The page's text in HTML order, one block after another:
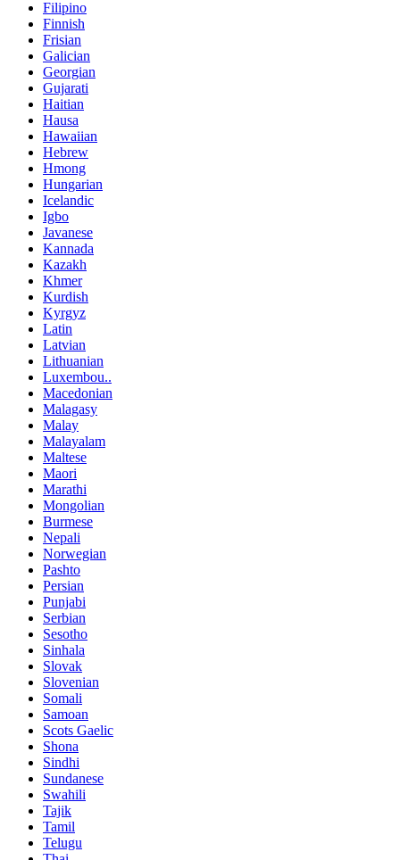
Filipino
Finnish
Frisian
Galician
Georgian
Gujarati
Haitian
Hausa
Hawaiian
Hebrew
Hmong
Hungarian
Icelandic
Igbo
Javanese
Kannada
Kazakh
Khmer
Kurdish
Kyrgyz
Latin
Latvian
Lithuanian
Luxembou..
Macedonian
Malagasy
Malay
Malayalam
Maltese
Maori
Marathi
Mongolian
Burmese
Nepali
Norwegian
Pashto
Persian
Punjabi
Serbian
Sesotho
Sinhala
Slovak
Slovenian
Somali
Samoan
Scots Gaelic
Shona
Sindhi
Sundanese
Swahili
Tajik
Tamil
Telugu